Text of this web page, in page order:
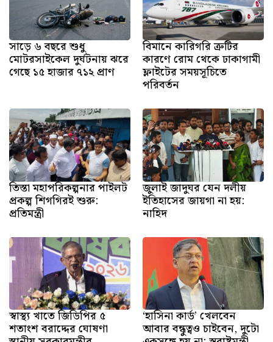
সাড়ে ৬ বছরে শুধু
মোটরসাইকেল দুর্ঘটনায় ঝরে
গেছে ১৫ হাজার ৭১২ প্রাণ
বিমানে কারিগরি ত্রুটির
কারণে রোম থেকে ঢাকাগামী
ফ্লাইটের সময়সূচিতে
পরিবর্তন
তিস্তা মহাপরিকল্পনার পাইলট
প্রকল্প শিগগিরই শুরু:
প্রতিমন্ত্রী
জুলাই জাদুঘর যেন দলীয়
ইতিহাসের জায়গা না হয়:
নাহিদ
স্বাস্থ্য খাতে জিডিপির ৫
শতাংশ বরাদ্দের ঘোষণা
‘হাসিনা কার্ড’ খেলবেন
আবার বন্ধুত্বও চাইবেন, দুটো